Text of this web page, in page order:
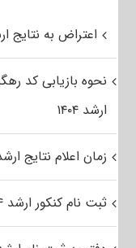
اعتراض به نتایج ارشد
نحوه بازیابی کد
ارشد ۱۴۰۴
زمان اعلام نتایج
ثبت نام کنکور ارشد ۱۴۰۴